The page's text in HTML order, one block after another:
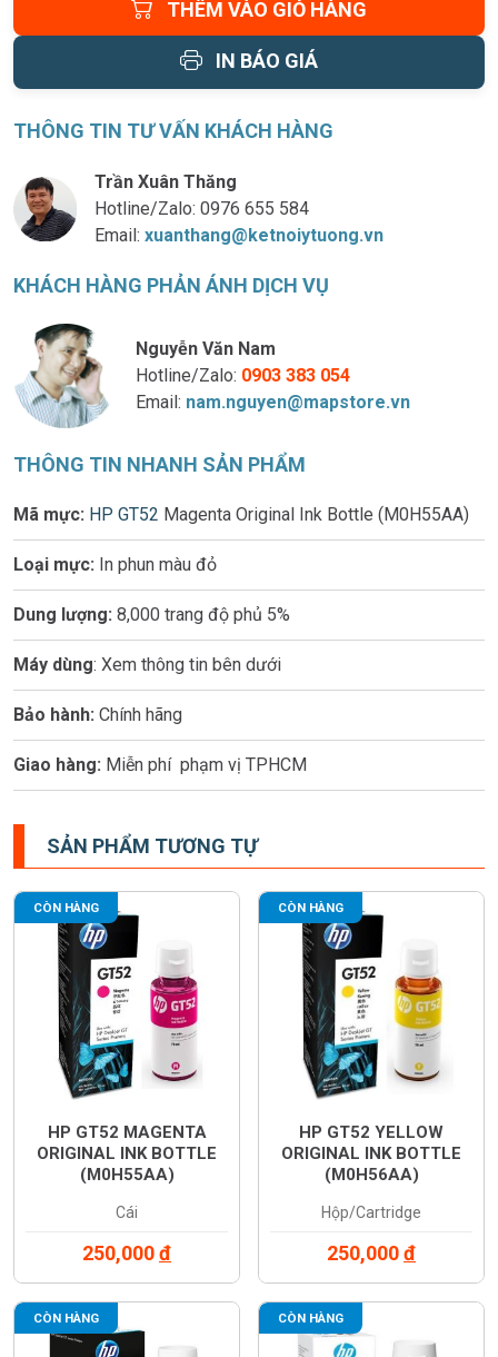
THÊM VÀO GIỎ HÀNG
IN BÁO GIÁ
THÔNG TIN TƯ VẤN KHÁCH HÀNG
Trần Xuân Thăng
Hotline/Zalo:0976 655 584
Email:xuanthang@ketnoiytuong.vn
KHÁCH HÀNG PHẢN ÁNH DỊCH VỤ
Nguyễn Văn Nam
Hotline/Zalo: 0903 383 054
Email: nam.nguyen@mapstore.vn
THÔNG TIN NHANH SẢN PHẨM
Mã mực: HP GT52 Magenta Original Ink Bottle (M0H55AA)
Loại mực: In phun màu đỏ
Dung lượng: 8,000 trang độ phủ 5%
Máy dùng: Xem thông tin bên dưới
Bảo hành: Chính hãng
Giao hàng: Miễn phí phạm vị TPHCM
SẢN PHẨM TƯƠNG TỰ
CÒN HÀNG
HP GT52 MAGENTA
ORIGINAL INK BOTTLE
(M0H55AA)
Cái
250,000đ
CÒN HÀNG
HP GT52 YELLOW
ORIGINAL INK BOTTLE
(M0H56AA)
Hộp/Cartridge
250,000đ
CÒN HÀNG CÒN HÀNG